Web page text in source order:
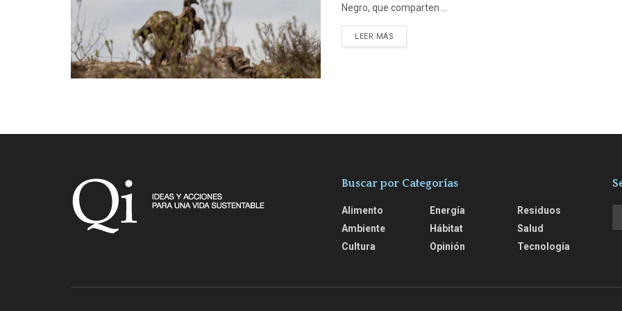
Negro, que comparten ...
LEER MÁS
Buscar por Categorías
Alimento
Ambiente
Cultura
Energía
Hábitat
Opinión
Residuos
Salud
Tecnología